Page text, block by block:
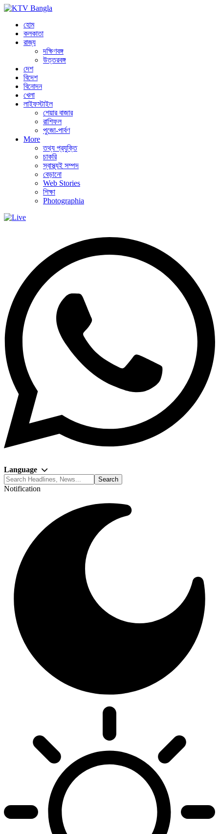
হোম
কলকাতা
রাজ্য
দক্ষিণবঙ্গ
উত্তরবঙ্গ
দেশ
বিদেশ
বিনোদন
খেলা
লাইফস্টাইল
শেয়ার বাজার
রাশিফল
পুজো-পার্বণ
More
তথ্য প্রযুক্তি
চাকরি
স্বাস্থ্যই সম্পদ
বেড়ানো
Web Stories
শিক্ষা
Photographia
Language
Notification